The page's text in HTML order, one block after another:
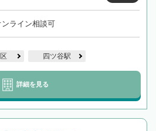
ライン相談可
四ツ谷駅
詳細を見る